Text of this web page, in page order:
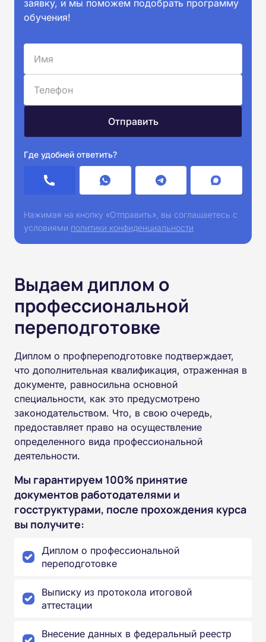
заявку, и мы поможем подобрать программу
обучения!
Где удобней ответить?
Нажимая на кнопку «Отправить», вы соглашаетесь с
условиями политики конфиденциальности
Выдаем диплом о
профессиональной
переподготовке
Диплом о профпереподготовке подтверждает,
что дополнительная квалификация, отраженная в
документе, равносильна основной
специальности, как это предусмотрено
законодательством. Что, в свою очередь,
предоставляет право на осуществление
определенного вида профессиональной
деятельности.
Мы гарантируем 100% принятие
документов работодателями и
госструктурами, после прохождения курса
вы получите:
Диплом о профессиональной
переподготовке
Выписку из протокола итоговой
аттестации
Внесение данных в федеральный реестр